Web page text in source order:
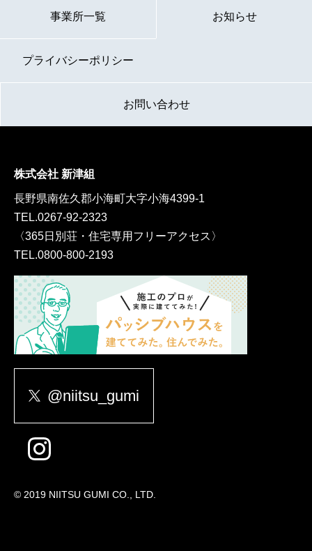
事業所一覧 お知らせ
プライバシーポリシー
お問い合わせ
株式会社 新津組
長野県南佐久郡小海町大字小海4399-1
TEL.0267-92-2323
〈365日別荘・住宅専用フリーアクセス〉
TEL.0800-800-2193
@niitsu_gumi
© 2019 NIITSU GUMI CO., LTD.